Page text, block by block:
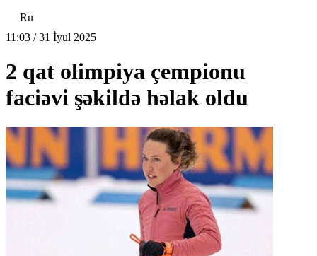
Ru
11:03 / 31 İyul 2025
2 qat olimpiya çempionu
faciəvi şəkildə həlak oldu